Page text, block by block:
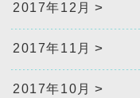
2017年12月
2017年11月
2017年10月